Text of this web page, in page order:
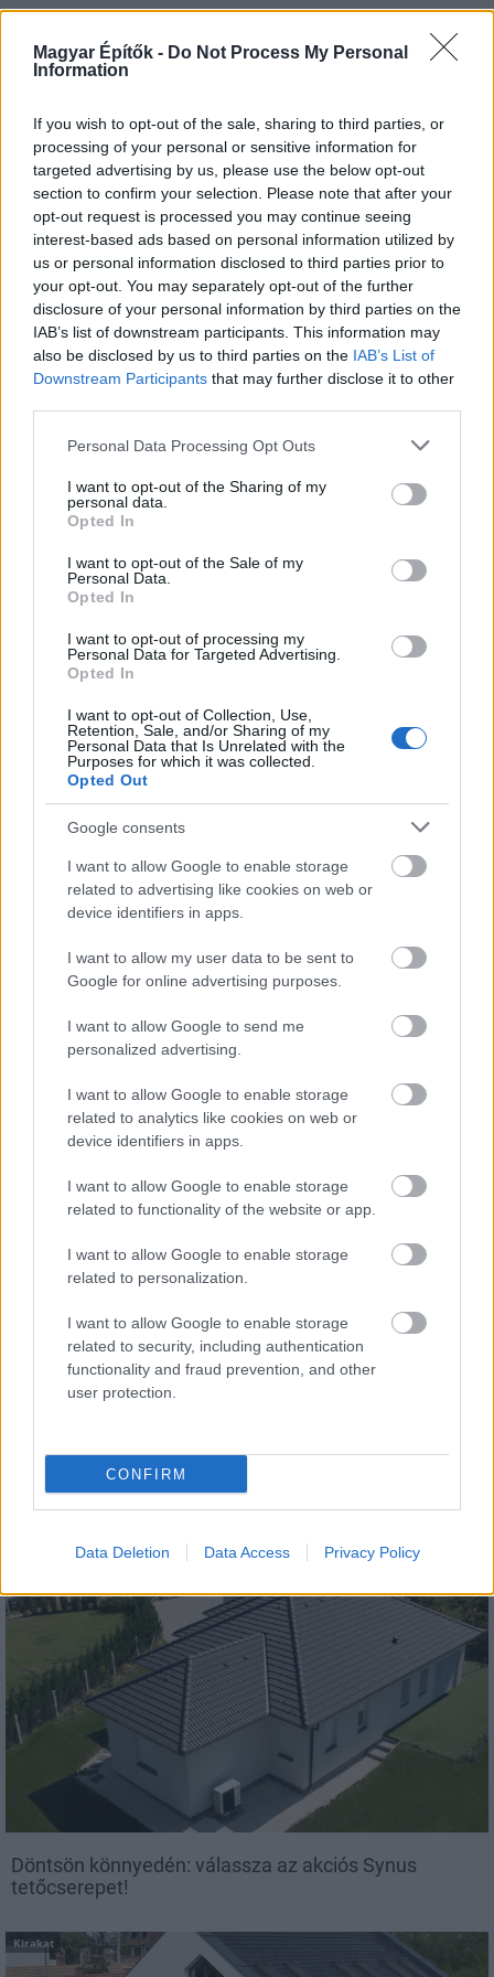
Magyar Építők - Do Not Process My Personal
Information
If you wish to opt-out of the sale, sharing to third parties, or
processing of your personal or sensitive information for
targeted advertising by us, please use the below opt-out
section to confirm your selection. Please note that after your
opt-out request is processed you may continue seeing
interest-based ads based on personal information utilized by
us or personal information disclosed to third parties prior to
your opt-out. You may separately opt-out of the further
disclosure of your personal information by third parties on the
IAB’s list of downstream participants. This information may
also be disclosed by us to third parties on the IAB’s List of
Downstream Participants that may further disclose it to other
Please note that this website/app uses one or more Google
not limited to your visit or usage behaviour. You may click to
grant or deny consent to Google and its third-party tags to
use your data for below specified purposes in below Google
consent section.
Personal Data Processing Opt Outs
I want to opt-out of the Sharing of my
personal data.
Opted In
I want to opt-out of the Sale of my
Personal Data.
Opted In
I want to opt-out of processing my
Personal Data for Targeted Advertising.
Opted In
I want to opt-out of Collection, Use,
Retention, Sale, and/or Sharing of my
Personal Data that Is Unrelated with the
Purposes for which it was collected.
Opted Out
Google consents
I want to allow Google to enable storage
related to advertising like cookies on web or
device identifiers in apps.
I want to allow my user data to be sent to
Google for online advertising purposes.
I want to allow Google to send me
personalized advertising.
I want to allow Google to enable storage
related to analytics like cookies on web or
device identifiers in apps.
I want to allow Google to enable storage
related to functionality of the website or app.
I want to allow Google to enable storage
related to personalization.
I want to allow Google to enable storage
related to security, including authentication
functionality and fraud prevention, and other
user protection.
CONFIRM
Data Deletion Data Access Privacy Policy
E-mail cím
Feliratkozom a hírlevélre és elfogadom azadatvédelmi
szabályzatot!
FELIRATKOZÁS
Mi épül?
Újragondolják Lipótváros rejtett, zöld
parkját
mesél – megújul a tatai Angolkert
Útépítés
M1 bővítés: már zajlik a teljesen új
Bicske Kelet csomópont építése
Kötött pálya
Új gyalogosátkelők és jelzőlámpás
csomópont épül Angyalföldön
Másfélszeresére bővítik
Hódmezővásárhely jó hírű református
iskoláját
Tető, ami évtizedeken át gondoskodik a családról
Döntsön könnyedén: válassza az akciós Synus
tetőcserepet!
Kirakat